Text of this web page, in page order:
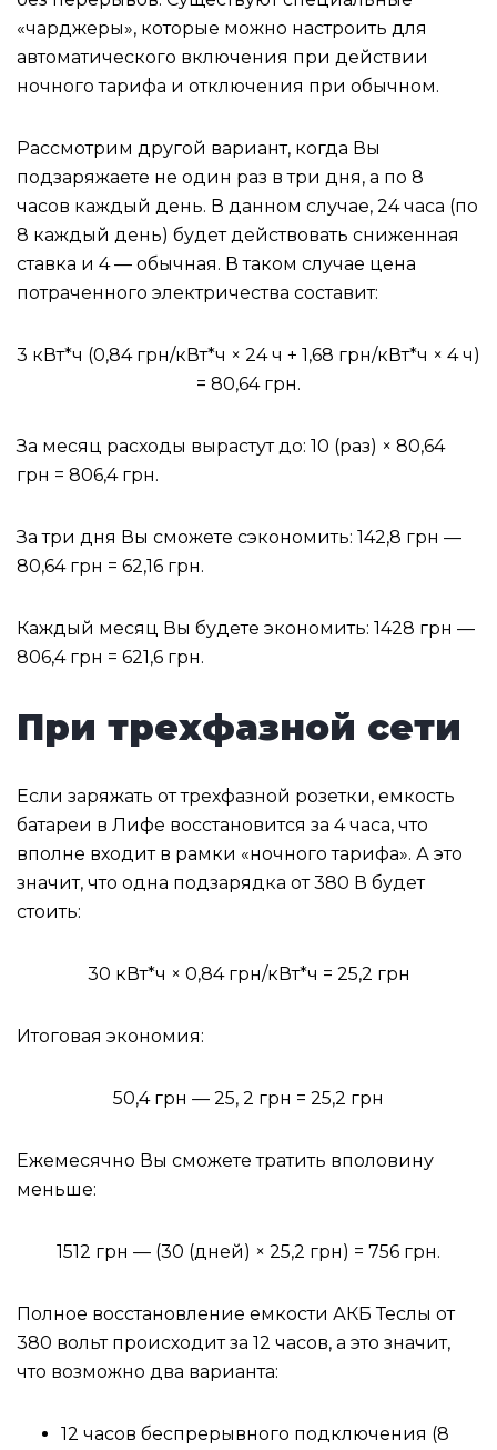
«чарджеры», которые можно настроить для
автоматического включения при действии
ночного тарифа и отключения при обычном.
Рассмотрим другой вариант, когда Вы
подзаряжаете не один раз в три дня, а по 8
часов каждый день. В данном случае, 24 часа (по
8 каждый день) будет действовать сниженная
ставка и 4 — обычная. В таком случае цена
потраченного электричества составит:
3 кВт*ч (0,84 грн/кВт*ч × 24 ч + 1,68 грн/кВт*ч × 4 ч)
= 80,64 грн.
За месяц расходы вырастут до: 10 (раз) × 80,64
грн = 806,4 грн.
За три дня Вы сможете сэкономить: 142,8 грн —
80,64 грн = 62,16 грн.
Каждый месяц Вы будете экономить: 1428 грн —
806,4 грн = 621,6 грн.
При трехфазной сети
Если заряжать от трехфазной розетки, емкость
батареи в Лифе восстановится за 4 часа, что
вполне входит в рамки «ночного тарифа». А это
значит, что одна подзарядка от 380 В будет
стоить:
30 кВт*ч × 0,84 грн/кВт*ч = 25,2 грн
Итоговая экономия:
50,4 грн — 25, 2 грн = 25,2 грн
Ежемесячно Вы сможете тратить вполовину
меньше:
1512 грн — (30 (дней) × 25,2 грн) = 756 грн.
Полное восстановление емкости АКБ Теслы от
380 вольт происходит за 12 часов, а это значит,
что возможно два варианта:
12 часов беспрерывного подключения (8